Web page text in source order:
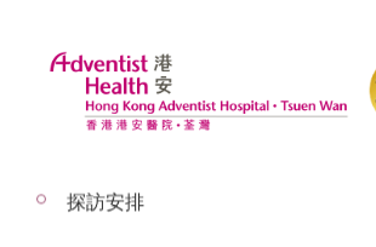
探訪安排